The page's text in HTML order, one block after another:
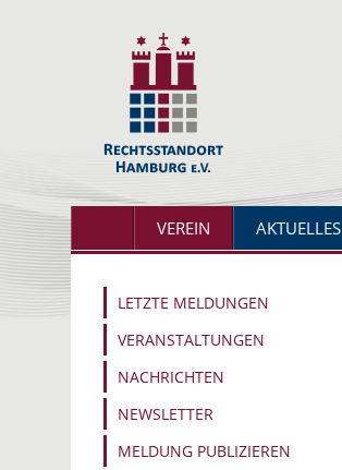
VEREIN AKTUELLES
LETZTE MELDUNGEN
VERANSTALTUNGEN
NACHRICHTEN
NEWSLETTER
MELDUNG PUBLIZIEREN